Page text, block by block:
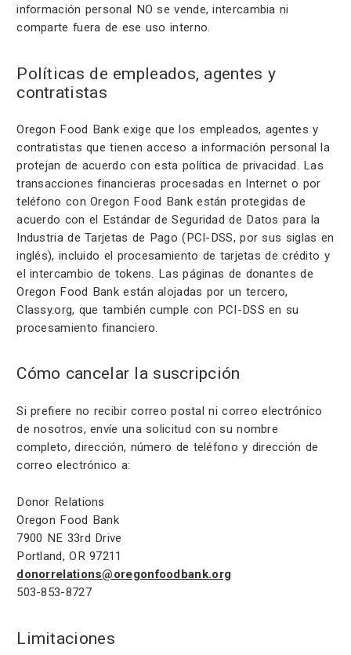
información personal NO se vende, intercambia ni
comparte fuera de ese uso interno.
Políticas de empleados, agentes y
contratistas
Oregon Food Bank exige que los empleados, agentes y
contratistas que tienen acceso a información personal la
protejan de acuerdo con esta política de privacidad. Las
transacciones financieras procesadas en Internet o por
teléfono con Oregon Food Bank están protegidas de
acuerdo con el Estándar de Seguridad de Datos para la
Industria de Tarjetas de Pago (PCI-DSS, por sus siglas en
inglés), incluido el procesamiento de tarjetas de crédito y
el intercambio de tokens. Las páginas de donantes de
Oregon Food Bank están alojadas por un tercero,
Classy.org, que también cumple con PCI-DSS en su
procesamiento financiero.
Cómo cancelar la suscripción
Si prefiere no recibir correo postal ni correo electrónico
de nosotros, envíe una solicitud con su nombre
completo, dirección, número de teléfono y dirección de
correo electrónico a:
Donor Relations
Oregon Food Bank
7900 NE 33rd Drive
Portland, OR 97211
donorrelations@oregonfoodbank.org
503-853-8727
Limitaciones